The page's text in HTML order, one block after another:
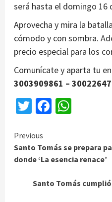
será hasta el domingo 16
Aprovecha y mira la
cómodo y con sombra.
precio especial para los
Comunícate y aparta tu
3003909861 –
TwitterFacebook
Continue
Reading
Previous
Santo Tomás se prepara
donde ‘La esencia renace’
Santo Tomás